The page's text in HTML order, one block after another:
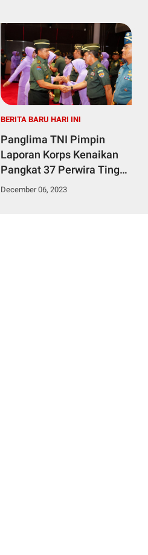
BERITA BARU HARI INI
Panglima TNI Pimpin
Laporan Korps Kenaikan
Pangkat 37 Perwira Tinggi
TNI
December 06, 2023